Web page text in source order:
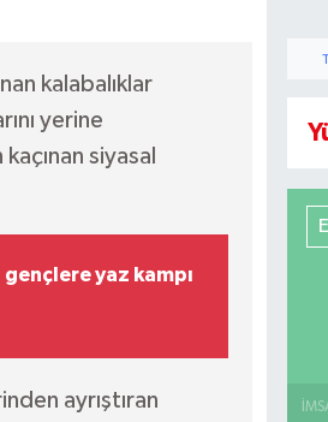
kalabalıklar
yerine
siyasal
gençlere yaz kampı
ayrıştıran